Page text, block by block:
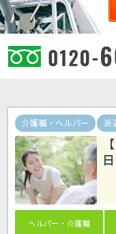
介護職・ヘルパー 派
ヘルパー・介護職